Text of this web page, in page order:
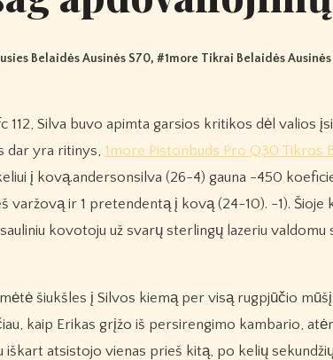
Belaidės Ausinės S70, #1more Tikrai Belaidės
dar yra ritinys, 1more Pistonbuds Pro Q30 Tikros
į kovą.andersonsilva (26-4) gauna -450
varžovą ir 1 pretendentą į kovą (24-10). -1). Šioje
kovotoju už svarų sterlingų lazeriu valdomu
šiukšles į Silvos kiemą per visą rugpjūčio
kaip Erikas grįžo iš persirengimo kambario,
iškart atsistojo vienas prieš kitą, po kelių